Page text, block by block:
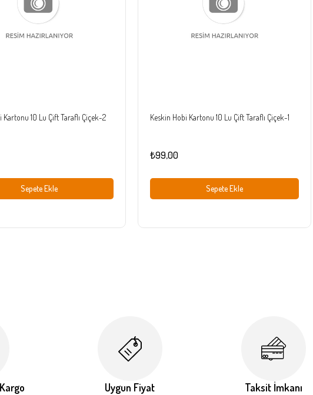
Kartonu 10 Lu Çift Taraflı Çiçek-2
Sepete Ekle
Keskin Hobi Kartonu 10 Lu Çift Taraflı Çiçek-1
₺99,00
Sepete Ekle
Uygun Fiyat Taksit İmkanı